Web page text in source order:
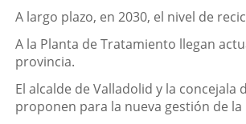
A largo plazo, en 2030, el nivel de
A la Planta de Tratamiento llegan
provincia.
El alcalde de Valladolid y la
proponen para la nueva gestión de la